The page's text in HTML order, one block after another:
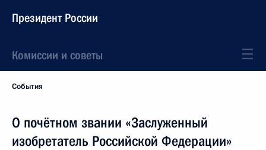
Президент России
Комиссии и советы
События
О почётном звании «Заслуженный
изобретатель Российской Федерации»